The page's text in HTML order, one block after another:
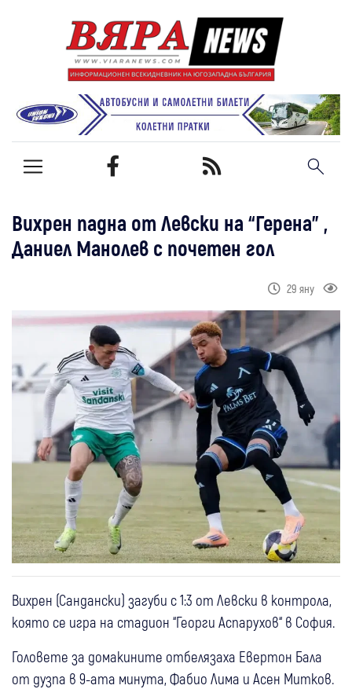
Вихрен падна от Левски на “Герена” ,
Даниел Манолев с почетен гол
29 яну
Вихрен (Сандански) загуби с 1:3 от Левски в контрола,
която се игра на стадион “Георги Аспарухов“ в София.
Головете за домакините отбелязаха Евертон Бала
от дузпа в 9-ата минута, Фабио Лима и Асен Митков.